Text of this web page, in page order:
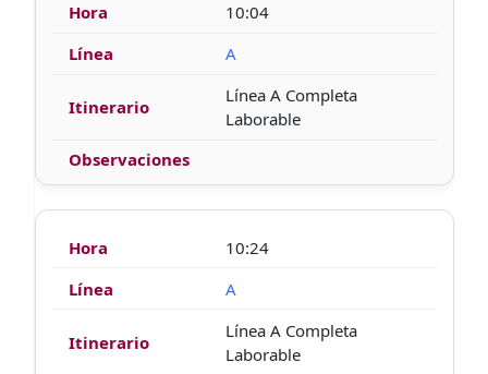
10:04
A
Línea A Completa
Laborable
10:24
A
Línea A Completa
Laborable